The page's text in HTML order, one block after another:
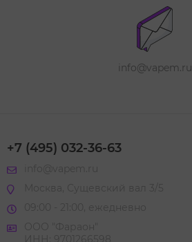
info@vapem.ru
+7 (495) 032-36-63